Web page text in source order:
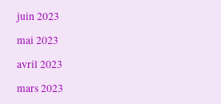
juin 2023
mai 2023
avril 2023
mars 2023